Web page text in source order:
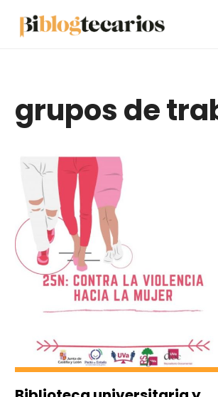
grupos de